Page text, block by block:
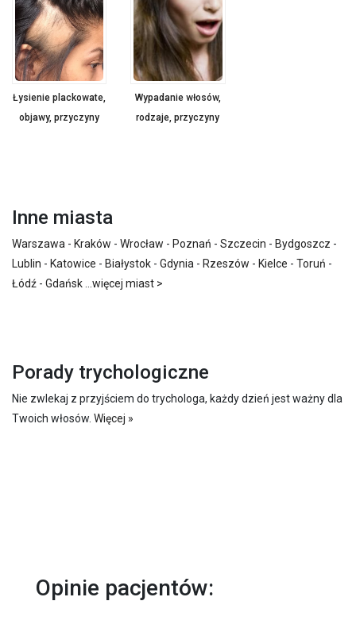
Łysienie plackowate,
objawy, przyczyny
Wypadanie włosów,
rodzaje, przyczyny
Inne miasta
Warszawa - Kraków - Wrocław - Poznań - Szczecin - Bydgoszcz -
Lublin - Katowice - Białystok - Gdynia - Rzeszów - Kielce - Toruń -
Łódź - Gdańsk...więcej miast >
Porady trychologiczne
Nie zwlekaj z przyjściem do trychologa, każdy dzień jest ważny dla
Twoich włosów. Więcej »
Opinie pacjentów: